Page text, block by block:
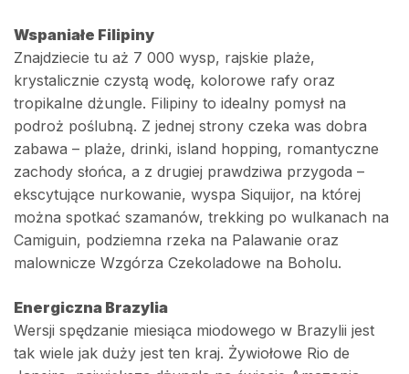
Wspaniałe Filipiny
Znajdziecie tu aż 7 000 wysp, rajskie plaże,
krystalicznie czystą wodę, kolorowe rafy oraz
tropikalne dżungle. Filipiny to idealny pomysł na
podroż poślubną. Z jednej strony czeka was dobra
zabawa – plaże, drinki, island hopping, romantyczne
zachody słońca, a z drugiej prawdziwa przygoda –
ekscytujące nurkowanie, wyspa Siquijor, na której
można spotkać szamanów, trekking po wulkanach na
Camiguin, podziemna rzeka na Palawanie oraz
malownicze Wzgórza Czekoladowe na Boholu.
Energiczna Brazylia
Wersji spędzanie miesiąca miodowego w Brazylii jest
tak wiele jak duży jest ten kraj. Żywiołowe Rio de